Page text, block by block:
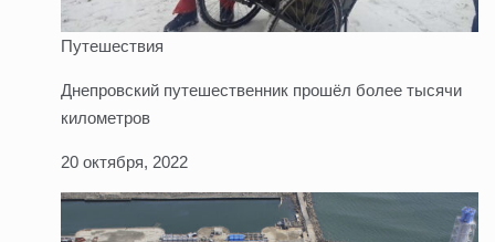
Путешествия
Днепровский путешественник прошёл более тысячи
километров
20 октября, 2022